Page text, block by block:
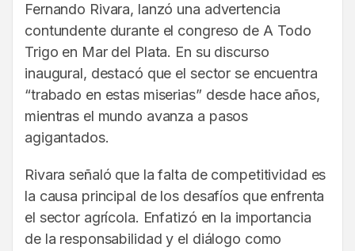
Fernando Rivara, lanzó una advertencia
contundente durante el congreso de A Todo
Trigo en Mar del Plata. En su discurso
inaugural, destacó que el sector se encuentra
“trabado en estas miserias” desde hace años,
mientras el mundo avanza a pasos
agigantados.
Rivara señaló que la falta de competitividad es
la causa principal de los desafíos que enfrenta
el sector agrícola. Enfatizó en la importancia
de la responsabilidad y el diálogo como